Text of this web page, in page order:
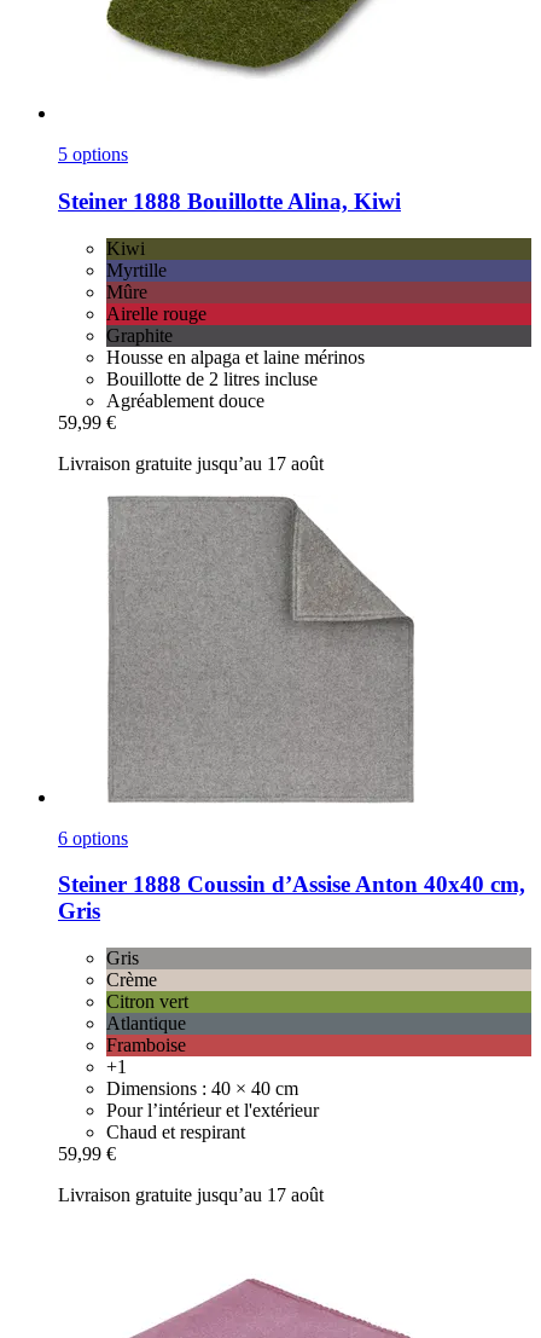
5 options
Steiner 1888 Bouillotte Alina, Kiwi
Kiwi
Myrtille
Mûre
Airelle rouge
Graphite
Housse en alpaga et laine mérinos
Bouillotte de 2 litres incluse
Agréablement douce
59,99 €
Livraison gratuite jusqu’au 17 août
6 options
Steiner 1888 Coussin d’Assise Anton 40x40 cm,
Gris
Gris
Crème
Citron vert
Atlantique
Framboise
+1
Dimensions : 40 × 40 cm
Pour l’intérieur et l'extérieur
Chaud et respirant
59,99 €
Livraison gratuite jusqu’au 17 août